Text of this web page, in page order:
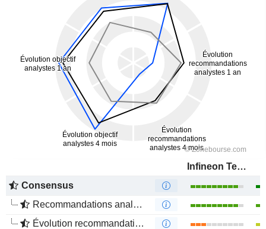
Infineon Technologies AG
Consensus
Recommandations analystes
Évolution recommandations analystes 1 an